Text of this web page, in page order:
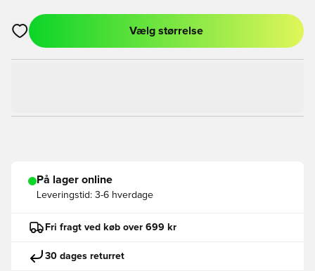
Åbner en Modal til at logge ind eller tilmelde dig som medlem
Vælg størrelse
På lager online
Leveringstid: 3-6 hverdage
Fri fragt ved køb over 699 kr
30 dages returret